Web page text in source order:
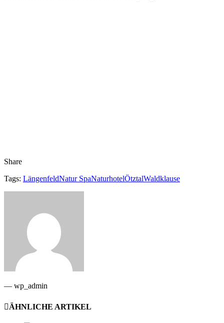
Share
Tags: LängenfeldNatur SpaNaturhotelÖtztalWaldklause
— wp_admin
ÄHNLICHE ARTIKEL